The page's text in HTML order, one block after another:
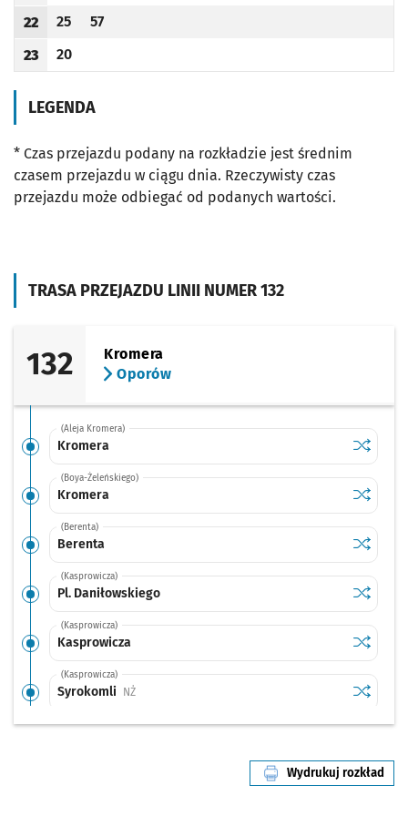
TRASA PRZEJAZDU LINII NUMER 132
132
Kromera
Oporów
(Aleja Kromera)
Kromera Sprawdź
Kromera
(Boya-Żeleńskiego)
Kromera Sprawdź
Kromera
(Berenta)
Berenta Sprawdź
Berenta
(Kasprowicza)
Pl. Daniłowskiego Sprawdź
Pl.
(Kasprowicza)
Kasprowicza Sprawdź
(Kasprowicza)
Syrokomli NŻPrzystanek na życzenie Sprawdź
(Kasprowicza)
Sprawdź
Wydrukuj rozkład
linii nr 132
Godzina odjazdu
22
Odjazd
25
minut po godzinie 22
Odjazd
57
minut po godzinie 22
Godzina odjazdu
23
Odjazd
20
minut po godzinie 23
LEGENDA
* Czas przejazdu podany na rozkładzie jest średnim
czasem przejazdu w ciągu dnia. Rzeczywisty czas
przejazdu może odbiegać od podanych wartości.